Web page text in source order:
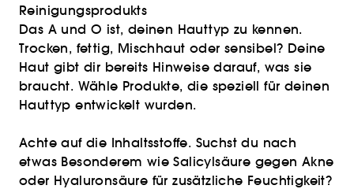
Reinigungsprodukts
Das A und O ist, deinen Hauttyp zu kennen.
Trocken, fettig, Mischhaut oder sensibel? Deine
Haut gibt dir bereits Hinweise darauf, was sie
braucht. Wähle Produkte, die speziell für deinen
Hauttyp entwickelt wurden.
Achte auf die Inhaltsstoffe. Suchst du nach
etwas Besonderem wie Salicylsäure gegen Akne
oder Hyaluronsäure für zusätzliche Feuchtigkeit?